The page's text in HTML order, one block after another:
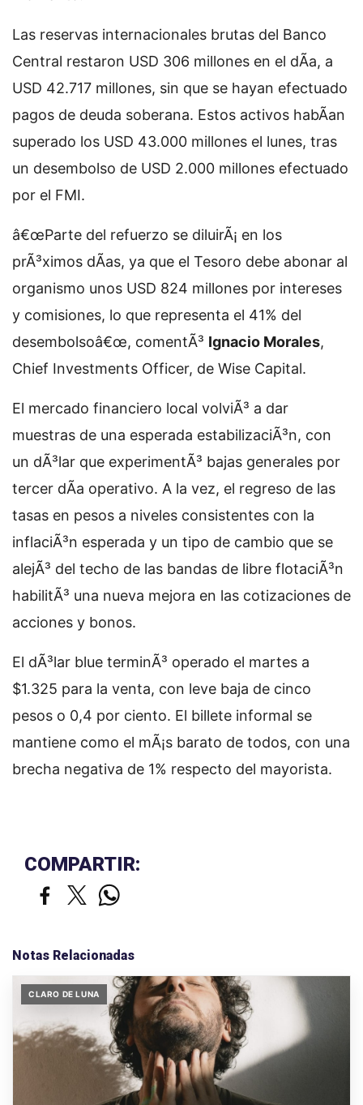
Las reservas internacionales brutas del Banco
Central restaron USD 306 millones en el dÃ­a, a
USD 42.717 millones, sin que se hayan efectuado
pagos de deuda soberana. Estos activos habÃ­an
superado los USD 43.000 millones el lunes, tras
un desembolso de USD 2.000 millones efectuado
por el FMI.
â€œParte del refuerzo se diluirÃ¡ en los
prÃ³ximos dÃ­as, ya que el Tesoro debe abonar al
organismo unos USD 824 millones por intereses
y comisiones, lo que representa el 41% del
desembolsoâ€œ, comentÃ³ Ignacio Morales,
Chief Investments Officer, de Wise Capital.
El mercado financiero local volviÃ³ a dar
muestras de una esperada estabilizaciÃ³n, con
un dÃ³lar que experimentÃ³ bajas generales por
tercer dÃ­a operativo. A la vez, el regreso de las
tasas en pesos a niveles consistentes con la
inflaciÃ³n esperada y un tipo de cambio que se
alejÃ³ del techo de las bandas de libre flotaciÃ³n
habilitÃ³ una nueva mejora en las cotizaciones de
acciones y bonos.
El dÃ³lar blue terminÃ³ operado el martes a
$1.325 para la venta, con leve baja de cinco
pesos o 0,4 por ciento. El billete informal se
mantiene como el mÃ¡s barato de todos, con una
brecha negativa de 1% respecto del mayorista.
COMPARTIR:
Notas Relacionadas
CLARO DE LUNA